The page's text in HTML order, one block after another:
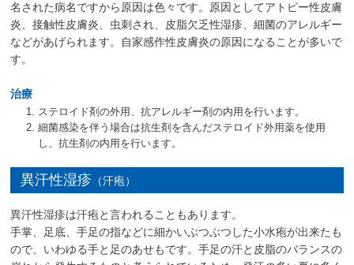
名された病名ですから原因は色々です。原因としてアトピー性皮膚
炎、接触性皮膚炎、虫刺され、皮脂欠乏性湿疹、細菌のアレルギー
などがあげられます。自家感作性皮膚炎の原因になることが多いで
す。
治療
ステロイド剤の外用、抗アレルギー剤の内用を行います。
細菌感染を伴う場合は抗生剤を含んだステロイド外用薬を使用
し、抗生剤の内用を行います。
異汗性湿疹 （汗疱）
異汗性湿疹は汗疱と言われることもあります。
手掌、足底、手足の指などに細かいぶつぶつした小水疱が出来たも
ので、いわゆる手と足のあせもです。手足の汗と皮脂のバランスの